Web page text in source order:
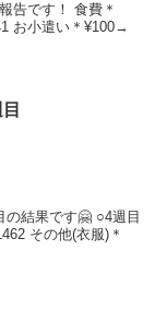
告です！ 食費＊
お小遣い＊¥100→
結果です🤗 ○4週目
その他(衣服)＊